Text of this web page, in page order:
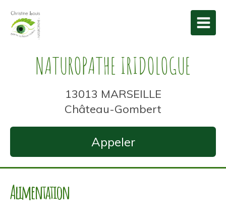
NATUROPATHE IRIDOLOGUE
13013 MARSEILLE
Château-Gombert
Appeler
Alimentation